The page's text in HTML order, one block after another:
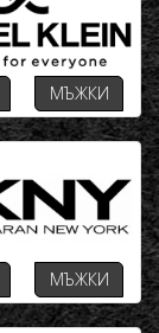
МЪЖКИ
МЪЖКИ